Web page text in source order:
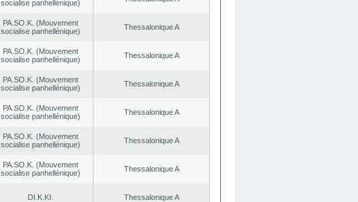
socialise panhellénique)
PA.SO.K. (Mouvement
socialise panhellénique)
Thessalonique A
PA.SO.K. (Mouvement
socialise panhellénique)
Thessalonique A
PA.SO.K. (Mouvement
socialise panhellénique)
Thessalonique A
PA.SO.K. (Mouvement
socialise panhellénique)
Thessalonique A
PA.SO.K. (Mouvement
socialise panhellénique)
Thessalonique A
PA.SO.K. (Mouvement
socialise panhellénique)
Thessalonique A
DI.K.KI. Thessalonique A